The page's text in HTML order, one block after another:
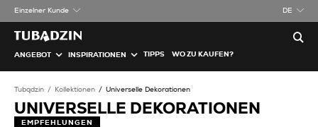
Einzelner Kunde DE
ANGEBOT INSPIRATIONEN TIPPS WO ZU KAUFEN?
Tubądzin Kollektionen Universelle Dekorationen
UNIVERSELLE DEKORATIONEN
EMPFEHLUNGEN